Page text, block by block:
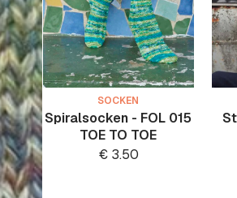
SOCKEN
Spiralsocken - FOL 015
TOE TO TOE
€3.50